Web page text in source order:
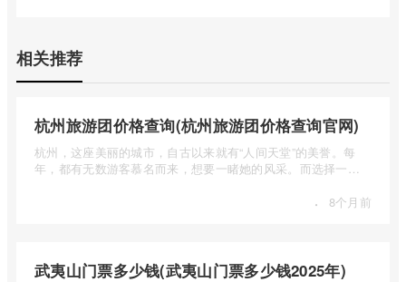
相关推荐
杭州旅游团价格查询(杭州旅游团价格查询官网)
杭州，这座美丽的城市，自古以来就有“人间天堂”的美誉。每
年，都有无数游客慕名而来，想要一睹她的风采。而选择一个
· 8个月前
武夷山门票多少钱(武夷山门票多少钱2025年)